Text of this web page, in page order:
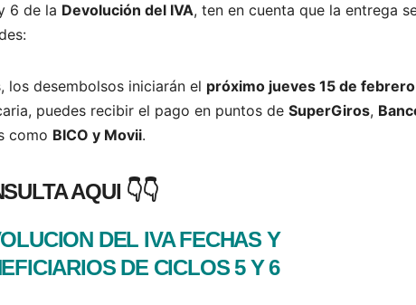
6 de la Devolución del IVA, ten en cuenta que la entrega
los desembolsos iniciarán el próximo jueves 15 de febrero
puedes recibir el pago en puntos de SuperGiros,
como BICO y Movii.
AQUI 👇👇
DEL IVA FECHAS Y
DE CICLOS 5 Y 6